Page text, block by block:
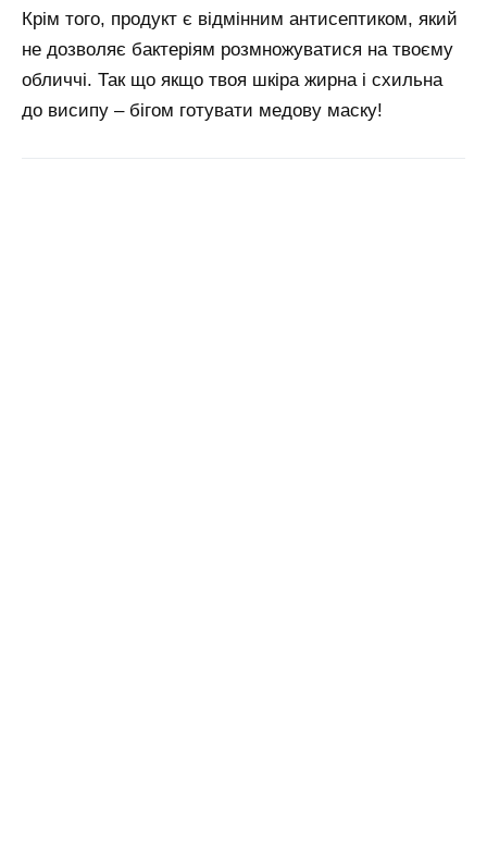
Крім того, продукт є відмінним антисептиком, який
не дозволяє бактеріям розмножуватися на твоєму
обличчі. Так що якщо твоя шкіра жирна і схильна
до висипу – бігом готувати медову маску!